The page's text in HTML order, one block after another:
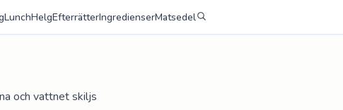
LunchHelgEfterrätterIngredienserMatsedel
och vattnet skiljs